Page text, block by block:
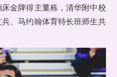
金牌得主董栋，清华附中校
、马约翰体育特长班师生共